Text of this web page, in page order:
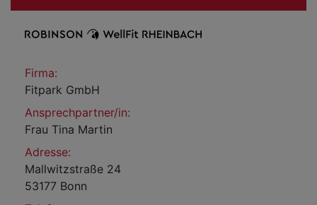
Firma:
Fitpark GmbH
Ansprechpartner/in:
Frau Tina Martin
Adresse:
Mallwitzstraße 24
53177 Bonn